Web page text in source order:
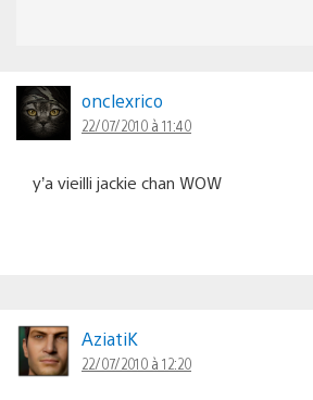
onclexrico
22/07/2010 à 11:40
y’a vieilli jackie chan WOW
AziatiK
22/07/2010 à 12:20